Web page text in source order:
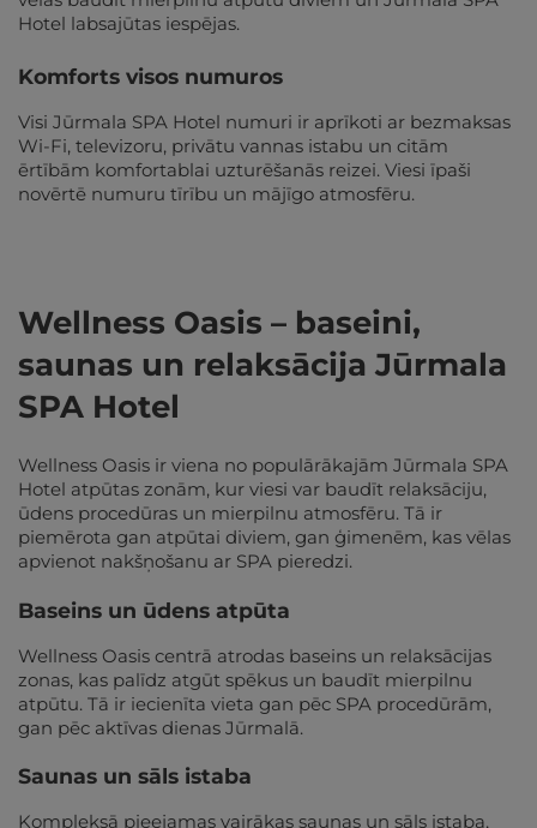
Hotel labsajūtas iespējas.
Komforts visos numuros
Visi Jūrmala SPA Hotel numuri ir aprīkoti ar bezmaksas
Wi-Fi, televizoru, privātu vannas istabu un citām
ērtībām komfortablai uzturēšanās reizei. Viesi īpaši
novērtē numuru tīrību un mājīgo atmosfēru.
Wellness Oasis – baseini,
saunas un relaksācija Jūrmala
SPA Hotel
Wellness Oasis ir viena no populārākajām Jūrmala SPA
Hotel atpūtas zonām, kur viesi var baudīt relaksāciju,
ūdens procedūras un mierpilnu atmosfēru. Tā ir
piemērota gan atpūtai diviem, gan ģimenēm, kas vēlas
apvienot nakšņošanu ar SPA pieredzi.
Baseins un ūdens atpūta
Wellness Oasis centrā atrodas baseins un relaksācijas
zonas, kas palīdz atgūt spēkus un baudīt mierpilnu
atpūtu. Tā ir iecienīta vieta gan pēc SPA procedūrām,
gan pēc aktīvas dienas Jūrmalā.
Saunas un sāls istaba
Kompleksā pieejamas vairākas saunas un sāls istaba,